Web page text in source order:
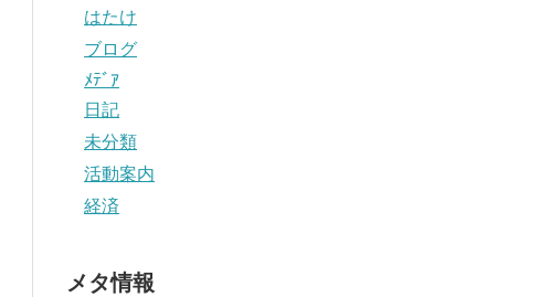
はたけ
ブログ
ﾒﾃﾞｱ
日記
未分類
活動案内
経済
メタ情報